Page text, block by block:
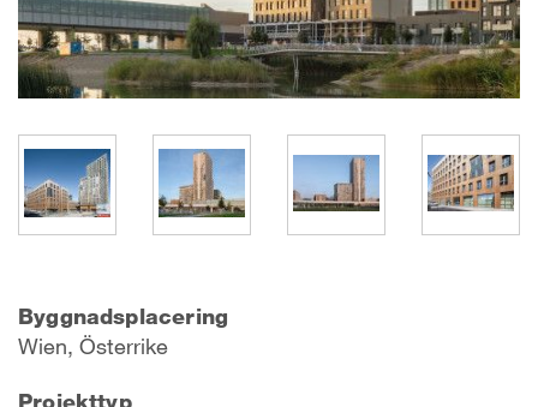
Byggnadsplacering
Wien, Österrike
Projekttyp